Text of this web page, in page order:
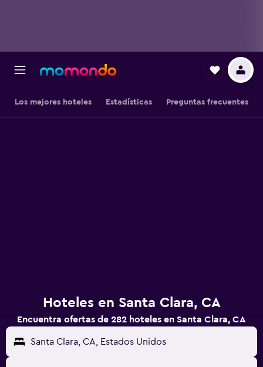
Los mejores hoteles Estadísticas Preguntas frecuentes
Hoteles en Santa Clara, CA
Encuentra ofertas de 282 hoteles en Santa Clara, CA
Santa Clara, CA, Estados Unidos